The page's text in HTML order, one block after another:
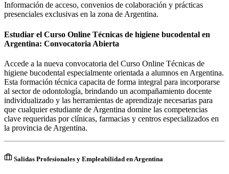
Información de acceso, convenios de colaboración y prácticas
presenciales exclusivas en la zona de Argentina.
Estudiar el Curso Online Técnicas de higiene bucodental en
Argentina: Convocatoria Abierta
Accede a la nueva convocatoria del Curso Online Técnicas de
higiene bucodental especialmente orientada a alumnos en Argentina.
Esta formación técnica capacita de forma integral para incorporarse
al sector de odontología, brindando un acompañamiento docente
individualizado y las herramientas de aprendizaje necesarias para
que cualquier estudiante de Argentina domine las competencias
clave requeridas por clínicas, farmacias y centros especializados en
la provincia de Argentina.
Salidas Profesionales y Empleabilidad en Argentina